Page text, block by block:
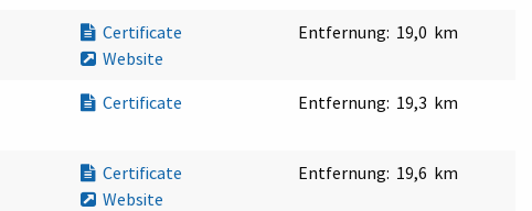
Certificate
Website
Entfernung: 19,0 km
Certificate Entfernung: 19,3 km
Certificate
Website
Entfernung: 19,6 km